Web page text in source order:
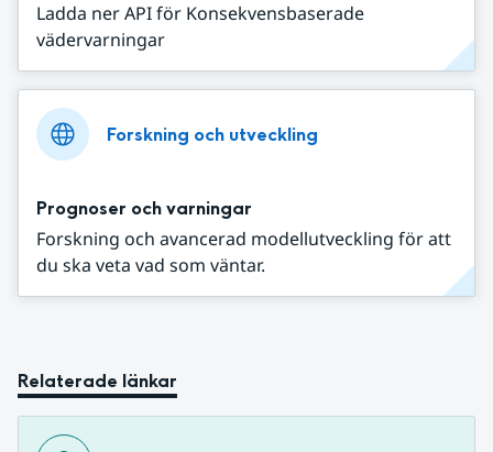
Ladda ner API för Konsekvensbaserade
vädervarningar
Forskning och utveckling
Prognoser och varningar
Forskning och avancerad modellutveckling för att
du ska veta vad som väntar.
Relaterade länkar